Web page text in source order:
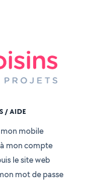
/ AIDE
mon mobile
mon compte
le site web
mot de passe